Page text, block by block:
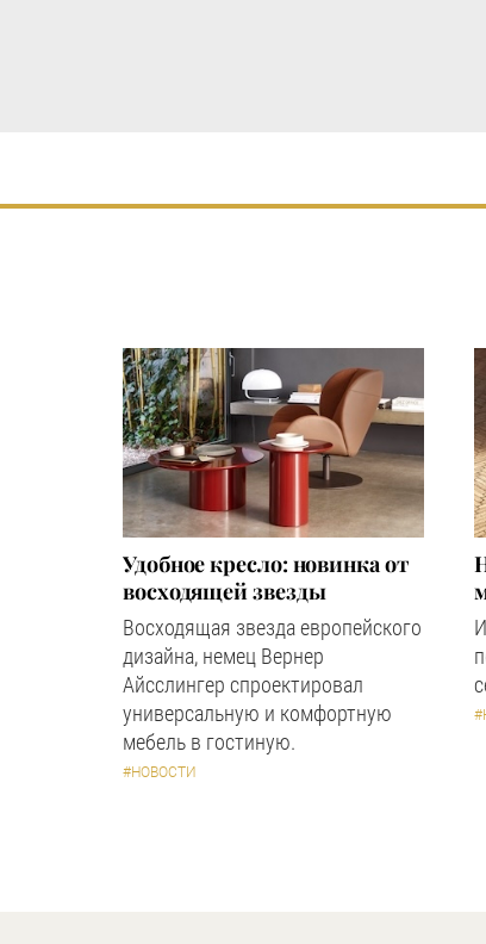
Удобное кресло: новинка от
восходящей звезды
Восходящая звезда европейского
дизайна, немец Вернер
Айсслингер спроектировал
универсальную и комфортную
мебель в гостиную.
#НОВОСТИ